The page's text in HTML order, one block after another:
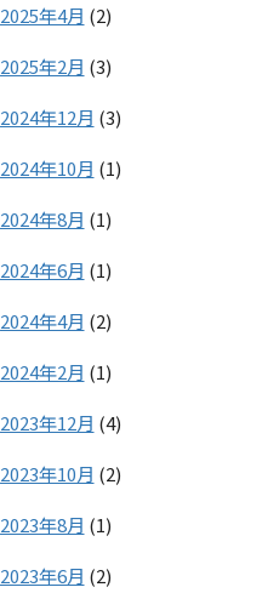
2025年4月 (2)
2025年2月 (3)
2024年12月 (3)
2024年10月 (1)
2024年8月 (1)
2024年6月 (1)
2024年4月 (2)
2024年2月 (1)
2023年12月 (4)
2023年10月 (2)
2023年8月 (1)
2023年6月 (2)